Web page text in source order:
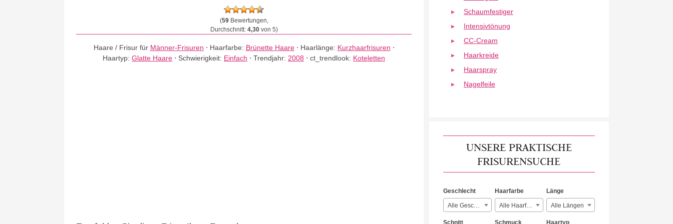
(59Bewertungen,
Durchschnitt: 4,30von 5)
Haare / Frisur für Männer-Frisuren ⋅ Haarfarbe: Brünette Haare⋅ Haarlänge: Kurzhaarfrisuren ⋅
Haartyp:Glatte Haare ⋅ Schwierigkeit: Einfach ⋅Trendjahr: 2008 ⋅ct_trendlook: Koteletten
Schaumfestiger
Intensivtönung
CC-Cream
Haarkreide
Haarspray
Nagelfeile
UNSERE PRAKTISCHE
FRISURENSUCHE
Geschlecht
Alle Geschlechter
Haarfarbe
Alle Haarfarben
Länge
Alle Längen
Schnitt Schmuck Haartyp